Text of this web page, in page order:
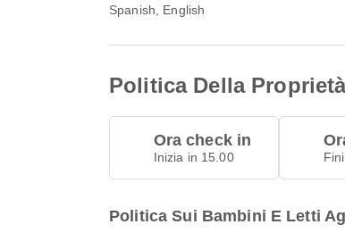
Spanish, English
Politica Della
Ora check in
Inizia in 15.00
Politica Sui Bambini E Letti